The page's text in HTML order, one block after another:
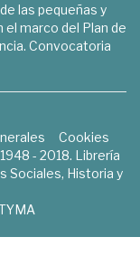
las pequeñas y
marco del Plan de
Convocatoria
Cookies
- 2018. Librería
Sociales, Historia y